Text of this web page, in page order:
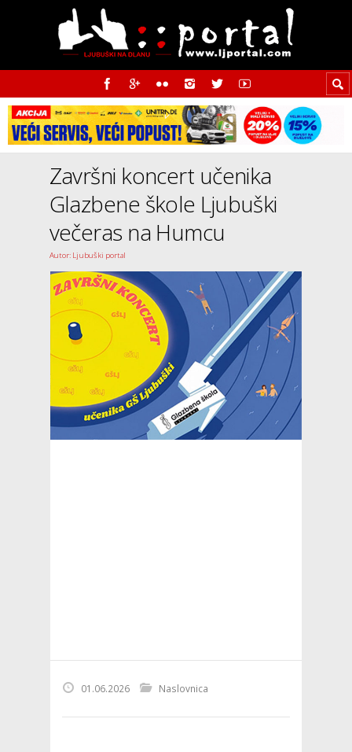
Završni koncert učenika
Glazbene škole Ljubuški
večeras na Humcu
Autor: Ljubuški portal
01.06.2026 Naslovnica